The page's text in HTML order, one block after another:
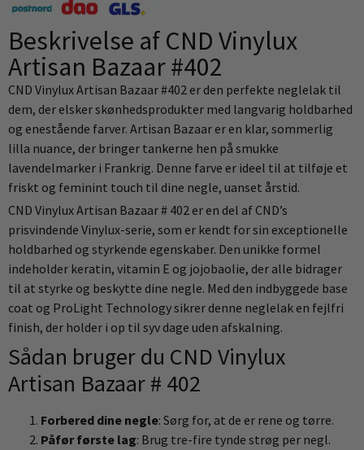
Beskrivelse af CND Vinylux
Artisan Bazaar #402
CND Vinylux Artisan Bazaar #402 er den perfekte neglelak til
dem, der elsker skønhedsprodukter med langvarig holdbarhed
og enestående farver. Artisan Bazaar er en klar, sommerlig
lilla nuance, der bringer tankerne hen på smukke
lavendelmarker i Frankrig. Denne farve er ideel til at tilføje et
friskt og feminint touch til dine negle, uanset årstid.
CND Vinylux Artisan Bazaar # 402 er en del af CND’s
prisvindende Vinylux-serie, som er kendt for sin exceptionelle
holdbarhed og styrkende egenskaber. Den unikke formel
indeholder keratin, vitamin E og jojobaolie, der alle bidrager
til at styrke og beskytte dine negle. Med den indbyggede base
coat og ProLight Technology sikrer denne neglelak en fejlfri
finish, der holder i op til syv dage uden afskalning.
Sådan bruger du CND Vinylux
Artisan Bazaar # 402
Forbered dine negle: Sørg for, at de er rene og tørre.
Påfør første lag: Brug tre-fire tynde strøg per negl.